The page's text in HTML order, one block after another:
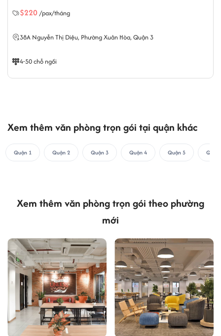
$220/pax/tháng
38A Nguyễn Thị Diệu, Phường Xuân Hòa, Quận 3
4-50 chỗ ngồi
Xem thêm văn phòng trọn gói tại quận khác
Quận 1 Quận 2 Quận 3 Quận 4 Quận 5 Quận
Xem thêm văn phòng trọn gói theo phường
mới